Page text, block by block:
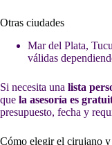
Otras ciudades
Mar del Plata,
válidas
Si necesita una lista
que la asesoría es
presupuesto, fecha y
Cómo elegir el cirujano